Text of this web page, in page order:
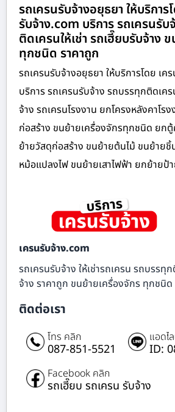
รถเครนรับจ้างอยุธยา ให้บริการ
รับจ้าง.com บริการ รถเครนรับ
ติดเครนให้เช่า รถเฮี๊ยบรับจ้าง
ทุกชนิด ราคาถูก
รถเครนรับจ้างอยุธยา ให้บริการโดย เค
บริการ รถเครนรับจ้าง รถบรรทุกติดเคร
จ้าง รถเครนโรงงาน ยกโครงหลังคาโร
ก่อสร้าง ขนย้ายเครื่องจักรทุกชนิด ยก
ย้ายวัสดุก่อสร้าง ขนย้ายต้นไม้ ขนย้าย
หม้อแปลงไฟ ขนย้ายเสาไฟฟ้า ยกย้ายป้
เครนรับจ้าง.com
รถเครนรับจ้าง ให้เช่ารถเครน รถบรรทุ
จ้าง ราคาถูก ขนย้ายเครื่องจักร ทุกชนิด
ติดต่อเรา
โทร คลิก
087-851-5521
แอดไ
ID:
Facebook คลิก
รถเฮี๊ยบ รถเครน รับจ้าง